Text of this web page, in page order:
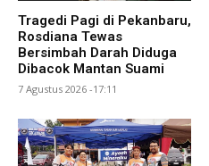
Tragedi Pagi di Pekanbaru,
Rosdiana Tewas
Bersimbah Darah Diduga
Dibacok Mantan Suami
7 Agustus 2026 -17:11